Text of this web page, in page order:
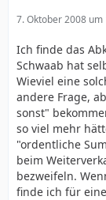
7. Oktober 2008 um
Ich finde das
Schwaab hat
Wieviel eine
andere Frage,
sonst"
so viel mehr
"ordentliche
beim
bezweifeln.
finde ich für